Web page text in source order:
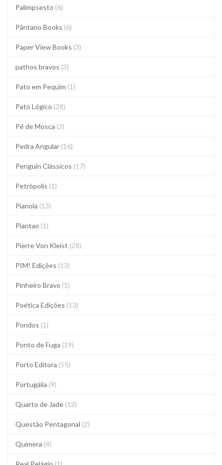
Palimpsesto (6)
Pântano Books (6)
Paper View Books (3)
pathos bravos (3)
Pato em Pequim (1)
Pato Lógico (28)
Pé de Mosca (2)
Pedra Angular (16)
Penguin Clássicos (17)
Petròpolis (1)
Pianola (13)
Piantao (1)
Pierre Von Kleist (28)
PIM! Edições (13)
Pinheiro Bravo (1)
Poética Edições (13)
Pondos (1)
Ponto de Fuga (19)
Porto Editora (55)
Portugália (9)
Quarto de Jade (12)
Questão Pentagonal (2)
Quimera (4)